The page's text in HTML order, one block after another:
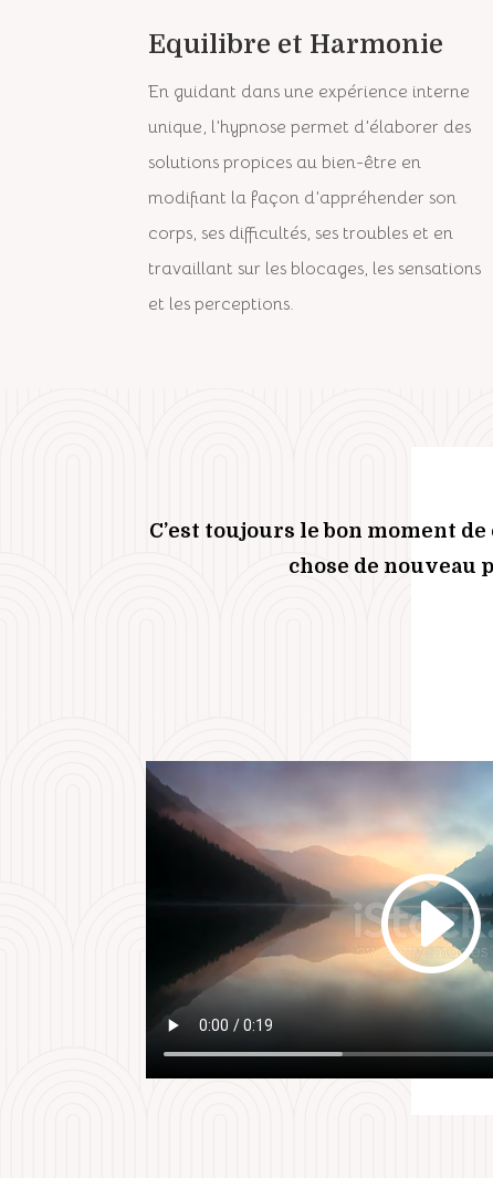
Equilibre et Harmonie
En guidant dans une expérience interne
unique, l’hypnose permet d’élaborer des
solutions propices au bien-être en
modifiant la façon d’appréhender son
corps, ses difficultés, ses troubles et en
travaillant sur les blocages, les sensations
et les perceptions.
C’est toujours le bon moment
chose de nouveau